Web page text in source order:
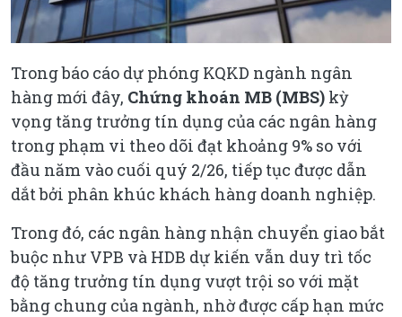
Trong báo cáo dự phóng KQKD ngành ngân
hàng mới đây, Chứng khoán MB (MBS) kỳ
vọng tăng trưởng tín dụng của các ngân hàng
trong phạm vi theo dõi đạt khoảng 9% so với
đầu năm vào cuối quý 2/26, tiếp tục được dẫn
dắt bởi phân khúc khách hàng doanh nghiệp.
Trong đó, các ngân hàng nhận chuyển giao bắt
buộc như VPB và HDB dự kiến vẫn duy trì tốc
độ tăng trưởng tín dụng vượt trội so với mặt
bằng chung của ngành, nhờ được cấp hạn mức